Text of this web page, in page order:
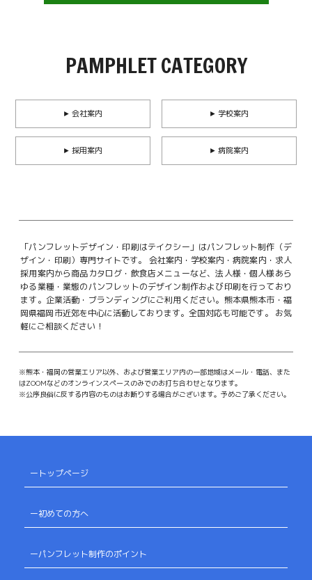
PAMPHLET CATEGORY
► 会社案内 ► 学校案内
► 採用案内 ► 病院案内
「パンフレットデザイン・印刷はテイクシー」はパンフレット制作（デ
ザイン・印刷）専門サイトです。
会社案内・学校案内・病院案内・求人
採用案内から商品カタログ・飲食店メニューなど、法人様・個人様あら
ゆる業種・業態のパンフレットのデザイン制作および印刷を行っており
ます。企業活動・ブランディングにご利用ください。 熊本県熊本市・福
岡県福岡市近郊を中心に活動しております。全国対応も可能です。
お気
軽にご相談ください！
※熊本・福岡の営業エリア以外、および営業エリア内の一部地域はメール・電話、また
はZOOMなどのオンラインスペースのみでのお打ち合わせとなります。
※公序良俗に反する内容のものはお断りする場合がございます。予めご了承ください。
ートップページ
ー初めての方へ
ーパンフレット制作のポイント